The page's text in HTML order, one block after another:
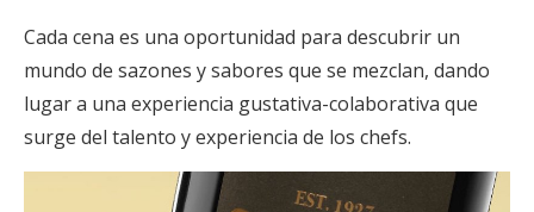
Cada cena es una oportunidad para descubrir un
mundo de sazones y sabores que se mezclan, dando
lugar a una experiencia gustativa-colaborativa que
surge del talento y experiencia de los chefs.